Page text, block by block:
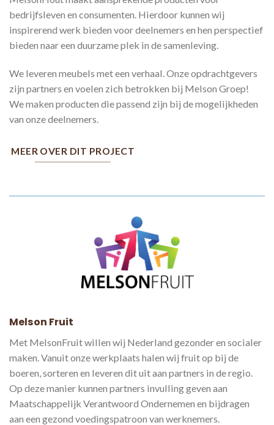
bedrijfsleven en consumenten. Hierdoor kunnen wij
inspirerend werk bieden voor deelnemers en hen perspectief
bieden naar een duurzame plek in de samenleving.
We leveren meubels met een verhaal. Onze opdrachtgevers
zijn partners en voelen zich betrokken bij Melson Groep!
We maken producten die passend zijn bij de mogelijkheden
van onze deelnemers.
MEER OVER DIT PROJECT
Melson Fruit
Met MelsonFruit willen wij Nederland gezonder en socialer
maken. Vanuit onze werkplaats halen wij fruit op bij de
boeren, sorteren en leveren dit uit aan partners in de regio.
Op deze manier kunnen partners invulling geven aan
Maatschappelijk Verantwoord Ondernemen en bijdragen
aan een gezond voedingspatroon van werknemers.